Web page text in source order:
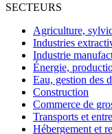
SECTEURS
Agriculture,
Industries
Industrie
Énergie,
Eau, gestion des
Construction
Commerce de
Transports et
Hébergement et